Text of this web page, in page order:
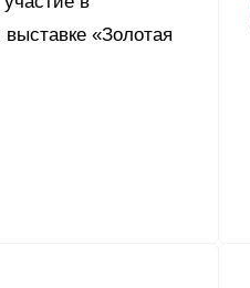
«Золотая